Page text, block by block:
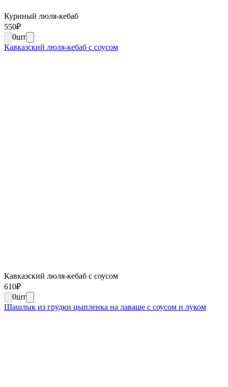
Куриный люля-кебаб
550₽
0шт
Кавказский люля-кебаб с соусом
Кавказский люля-кебаб с соусом
610₽
0шт
Шашлык из грудки цыпленка на лаваше с соусом и луком